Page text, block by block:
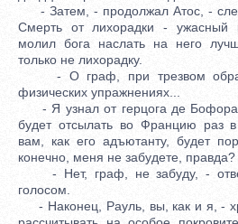
- Затем, - продолжал Атос, -
Смерть от лихорадки - ужасный
молил бога наслать на него
только не лихорадку.
- О граф, при трезвом
физических упражнениях...
- Я узнал от герцога де
будет отсылать во Францию раз
вам, как его адъютанту, будет
конечно, меня не забудете, правда?
- Нет, граф, не забуду, -
голосом.
- Наконец, Рауль, вы, как и я, -